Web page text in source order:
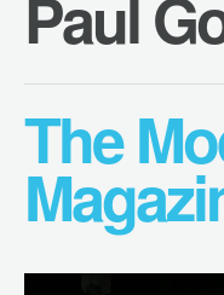
Paul
The